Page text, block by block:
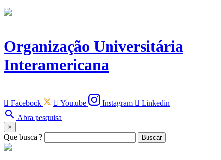
Organização Universitária
Interamericana
 Facebook  Youtube Instagram  Linkedin
search Abra pesquisa
×
Que busca ? Buscar